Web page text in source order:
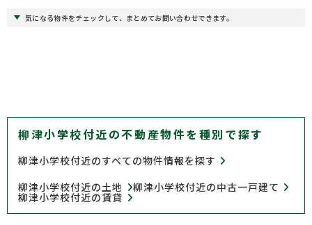
気になる物件をチェックして、まとめてお問い合わせできます。
柳津小学校付近の不動産物件を種別で探す
柳津小学校付近のすべての物件情報を探す
柳津小学校付近の土地
柳津小学校付近の中古一戸建て
柳津小学校付近の賃貸